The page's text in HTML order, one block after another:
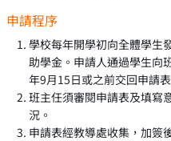
申請程序
學校每年開學初向全體學生
助學金。申請人通過學生向
年9月15日或之前交回申請表
班主任須審閱申請表及填寫
況。
申請表經教導處收集，加簽